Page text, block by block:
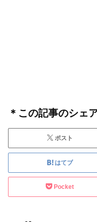
＊この記事のシェ
ポスト
はてブ
Pocket